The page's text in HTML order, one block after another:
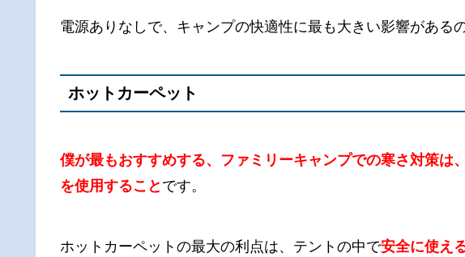
電源ありなしで、キャンプの快適性に最も大きい影響がある
ホットカーペット
僕が最もおすすめする、ファミリーキャンプでの寒さ対策は
を使用すること です。
ホットカーペットの最大の利点は、テントの中で安全に使え